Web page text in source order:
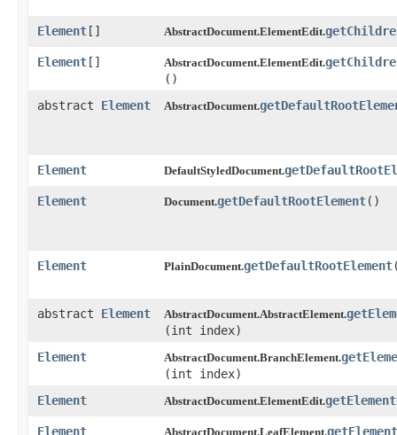
Element [] AbstractDocument.ElementEdit.
Element [] AbstractDocument.ElementEdit.
()
abstract Element AbstractDocument.
Element DefaultStyledDocument.
Element Document.getDefaultRootElement​()
Element PlainDocument.getDefaultRootElement
abstract Element AbstractDocument.AbstractElement.
(int index)
Element
AbstractDocument.BranchElement.
(int index)
Element
AbstractDocument.ElementEdit.getElement
Element AbstractDocument.LeafElement.getElement